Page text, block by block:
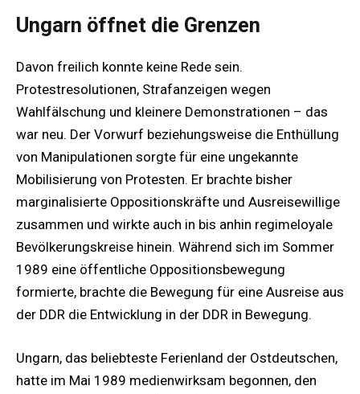
Ungarn öffnet die Grenzen
Davon freilich konnte keine Rede sein.
Protestresolutionen, Strafanzeigen wegen
Wahlfälschung und kleinere Demonstrationen – das
war neu. Der Vorwurf beziehungsweise die Enthüllung
von Manipulationen sorgte für eine ungekannte
Mobilisierung von Protesten. Er brachte bisher
marginalisierte Oppositionskräfte und Ausreisewillige
zusammen und wirkte auch in bis anhin regimeloyale
Bevölkerungskreise hinein. Während sich im Sommer
1989 eine öffentliche Oppositionsbewegung
formierte, brachte die Bewegung für eine Ausreise aus
der DDR die Entwicklung in der DDR in Bewegung.
Ungarn, das beliebteste Ferienland der Ostdeutschen,
hatte im Mai 1989 medienwirksam begonnen, den